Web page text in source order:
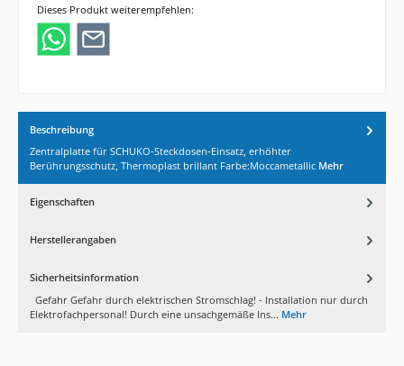
Dieses Produkt weiterempfehlen:
Beschreibung
Zentralplatte für SCHUKO-Steckdosen-Einsatz, erhöhter
Berührungsschutz, Thermoplast brillant Farbe:Moccametallic Mehr
Eigenschaften
Herstellerangaben
Sicherheitsinformation
Gefahr Gefahr durch elektrischen Stromschlag! - Installation nur durch
Elektrofachpersonal! Durch eine unsachgemäße Ins... Mehr